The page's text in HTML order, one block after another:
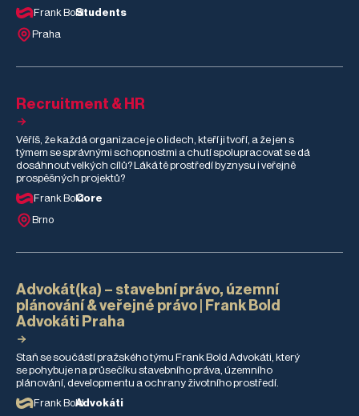
Frank BoldStudents
Praha
Recruitment & HR
Frank BoldCore
Brno
Věříš, že každá organizace je o lidech, kteří ji tvoří, a že jen s
týmem se správnými schopnostmi a chutí spolupracovat se dá
dosáhnout velkých cílů? Láká tě prostředí byznysu i veřejně
prospěšných projektů?
Advokát(ka) – stavební právo, územní
plánování & veřejné právo | Frank Bold
Advokáti Praha
Frank BoldAdvokáti
Staň se součástí pražského týmu Frank Bold Advokáti, který
se pohybuje na průsečíku stavebního práva, územního
plánování, developmentu a ochrany životního prostředí.